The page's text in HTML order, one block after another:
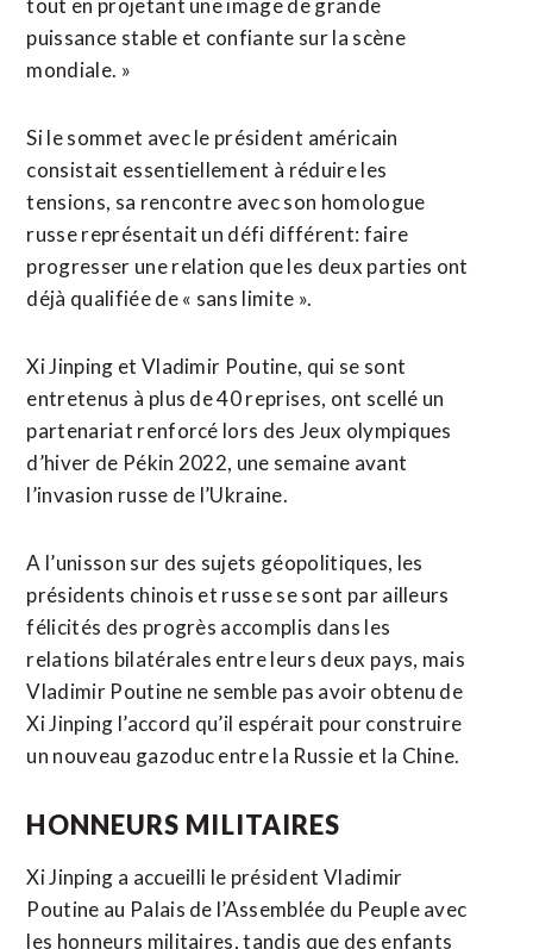
tout en projetant une image de grande
puissance stable et confiante sur la scène
mondiale. »
Si le sommet avec le président ⁠américain
consistait essentiellement à réduire les
tensions, sa rencontre avec son homologue
russe représentait un défi différent: faire
progresser une relation que les deux parties ont
déjà qualifiée de « sans limite ».
Xi Jinping et Vladimir Poutine, qui se sont
entretenus ⁠à plus de 40 reprises, ont scellé un
partenariat renforcé lors des Jeux olympiques
d’hiver de Pékin 2022, une semaine avant
l’invasion russe de l’Ukraine.
A l’unisson sur des sujets géopolitiques, les
présidents chinois et russe se sont par ailleurs
félicités des progrès accomplis dans les
relations bilatérales entre leurs deux pays, mais
Vladimir Poutine ne semble pas avoir obtenu de
Xi Jinping l’accord qu’il espérait pour construire
un nouveau gazoduc entre la Russie et la Chine.
HONNEURS MILITAIRES
Xi Jinping a accueilli le président Vladimir
Poutine au Palais de l’Assemblée du Peuple avec
les honneurs militaires, tandis que des enfants